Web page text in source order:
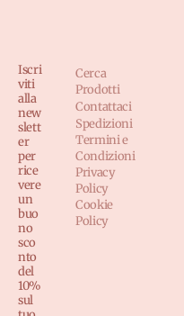
Iscri
viti
alla
new
slett
er
per
rice
vere
un
buo
no
sco
nto
del
10%
sul
Cerca
Prodotti
Contattaci
Spedizioni
Termini e
Condizioni
Privacy
Policy
Cookie
Policy